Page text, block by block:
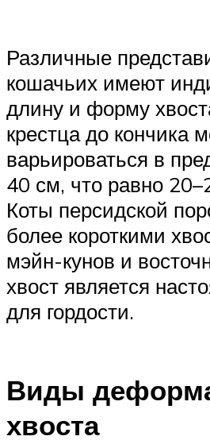
Различные
кошачьих имеют
длину и форму
крестца до кончика
варьироваться в
40 см, что равно
Коты персидской
более короткими
мэйн-кунов и
хвост является
для гордости.
Виды
хвоста